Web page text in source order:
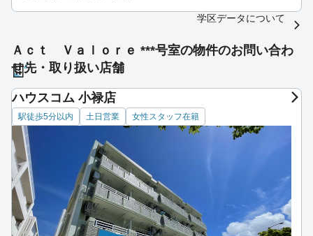
学区データについて
Ａｃｔ Ｖａｌｏｒｅ ***号室の物件のお問い合わ
せ先・取り扱い店舗
ハウスコム 小禄店
駅徒歩5分以内 土日営業 女性スタッフ在籍